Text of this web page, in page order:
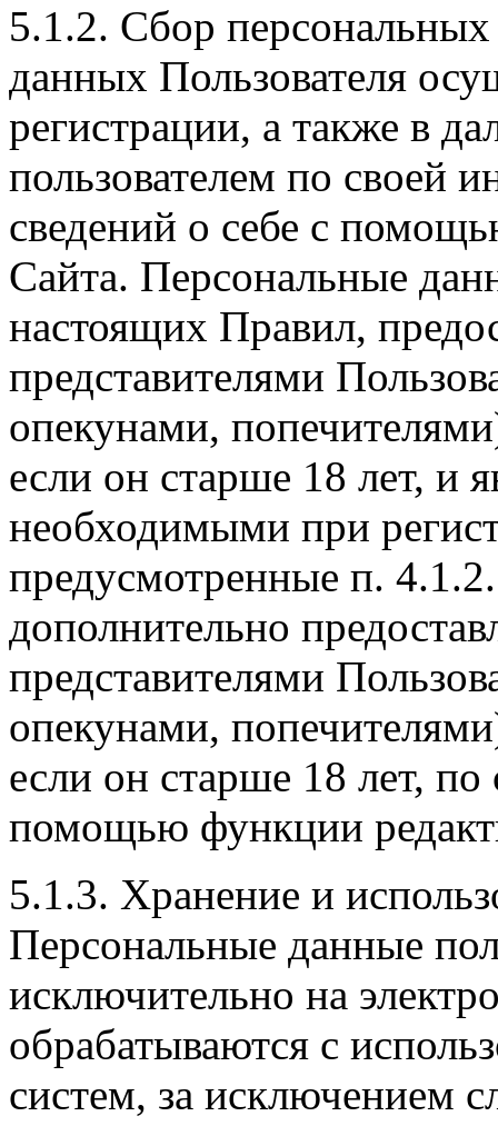
5.1.2. Сбор
данных Пользователя
регистрации, а также в
пользователем по своей
сведений о себе с
Сайта. Персональные
настоящих Правил,
представителями
опекунами,
если он старше 18 лет, и
необходимыми при
предусмотренные п.
дополнительно
представителями
опекунами,
если он старше 18 лет,
помощью функции
5.1.3. Хранение и
Персональные данные
исключительно на
обрабатываются с
систем, за исключением